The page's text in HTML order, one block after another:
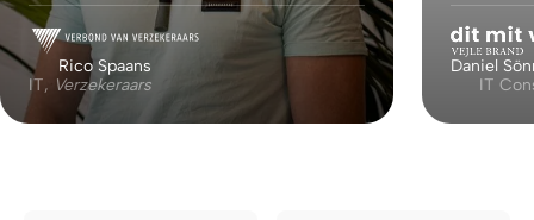
Rico Spaans
IT, Verzekeraars
Daniel
IT